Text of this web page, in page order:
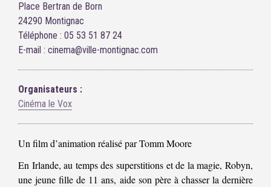
Place Bertran de Born
24290 Montignac
Téléphone : 05 53 51 87 24
E-mail : cinema@ville-montignac.com
Organisateurs :
Cinéma le Vox
Un film d’animation réalisé par Tomm Moore
En Irlande, au temps des superstitions et de la magie, Robyn,
une jeune fille de 11 ans, aide son père à chasser la dernière